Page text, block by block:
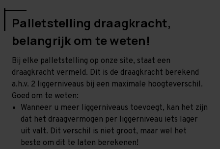
Palletstelling draagkracht,
belangrijk om te weten!
Bij elke palletstelling op onze site, staat een
draagkracht vermeld. Dit is de draagkracht berekend
a.h.v. 2 liggerniveaus bij een maximale hoogteverschil.
Goed om te weten:
Wanneer u meer liggerniveaus toevoegt, kan het zijn
dat het draagvermogen per liggerniveau iets lager
uit valt. Dit verschil is niet groot, maar wel het
beste om dit te laten berekenen!